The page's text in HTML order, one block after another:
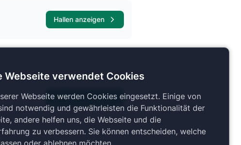
Hallen anzeigen
Hallen anzeigen
Webseite verwendet Cookies
Webseite werden Cookies eingesetzt. Einige von
notwendig und gewährleisten die Funktionalität der
andere helfen uns, die Webseite und die
zu verbessern. Sie können entscheiden, welche
oder ablehnen möchten.